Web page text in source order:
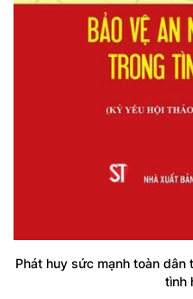
Phát huy sức mạnh toàn dân
tình